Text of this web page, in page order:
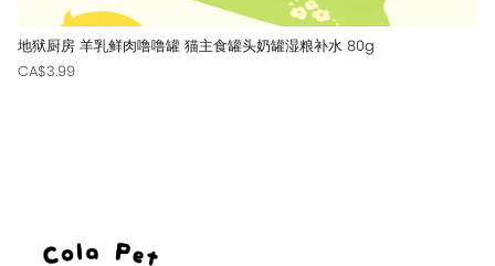
地狱厨房 羊乳鲜肉噜噜罐 猫主食罐头奶罐湿粮补水 80g
CA$3.99